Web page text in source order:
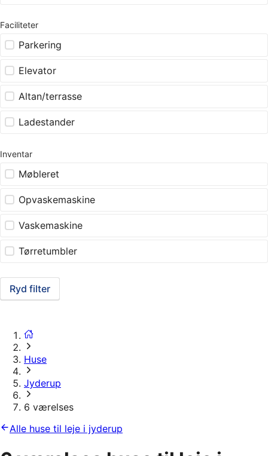
Faciliteter
Parkering
Elevator
Altan/terrasse
Ladestander
Inventar
Møbleret
Opvaskemaskine
Vaskemaskine
Tørretumbler
Ryd filter
Huse
Jyderup
6 værelses
Alle huse til leje i jyderup